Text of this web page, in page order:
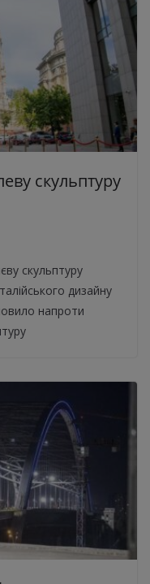
скульптуру
скульптуру
дизайну
напроти